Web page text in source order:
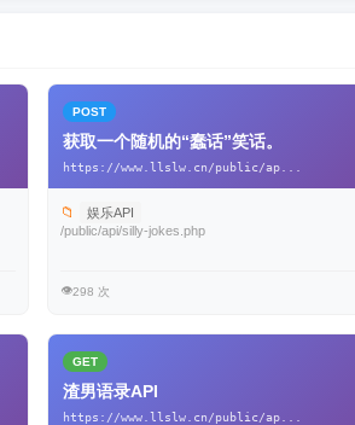
POST
获取一个随机的“蠢话”笑话。
https://www.llslw.cn/public/ap...
📁
娱乐API
/public/api/silly-jokes.php
👁️298 次
GET
渣男语录API
https://www.llslw.cn/public/ap...